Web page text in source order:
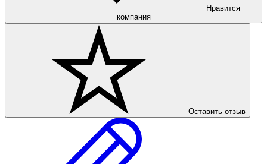
Нравится
компания
Оставить отзыв